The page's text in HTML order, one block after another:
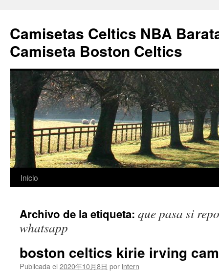
Camisetas Celtics NBA
Camiseta Boston Celtics
Saltar
contenido
Inicio
Archivo de la etiqueta: que pasa si
whatsapp
boston celtics kirie irving
Publicada el 2020年10月8日 por intern